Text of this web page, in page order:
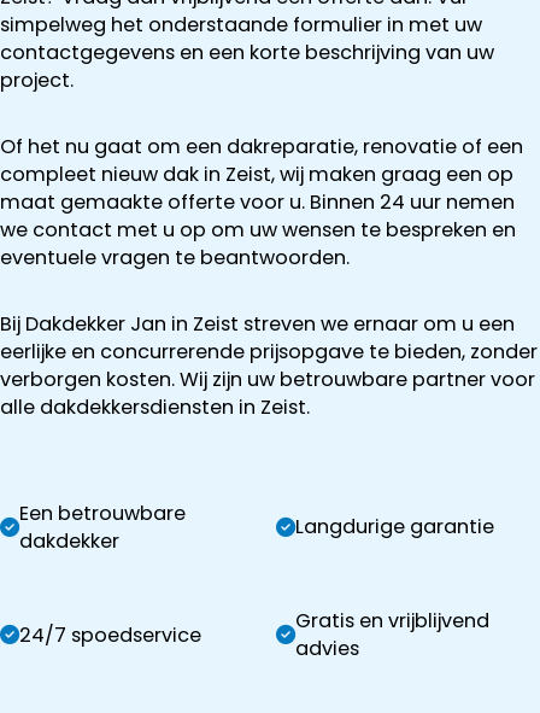
simpelweg het onderstaande formulier in met uw
contactgegevens en een korte beschrijving van uw
project.
Of het nu gaat om een dakreparatie, renovatie of een
compleet nieuw dak in Zeist, wij maken graag een op
maat gemaakte offerte voor u. Binnen 24 uur nemen
we contact met u op om uw wensen te bespreken en
eventuele vragen te beantwoorden.
Bij Dakdekker Jan in Zeist streven we ernaar om u een
eerlijke en concurrerende prijsopgave te bieden, zonder
verborgen kosten. Wij zijn uw betrouwbare partner voor
alle dakdekkersdiensten in Zeist.
Een betrouwbare
dakdekker
Langdurige garantie
24/7 spoedservice
Gratis en vrijblijvend
advies